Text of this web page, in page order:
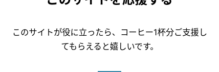
このサイトが役に立ったら、コーヒー1杯分ご支援し
てもらえると嬉しいです。